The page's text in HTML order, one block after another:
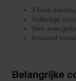
3-fase werking
Volledige
Slim
Inclusief
Belangrijke